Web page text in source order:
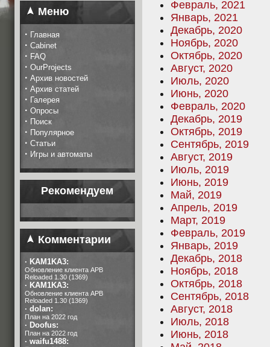
Меню
· Главная
· Cabinet
· FAQ
· OurProjects
· Архив новостей
· Архив статей
· Галерея
· Опросы
· Поиск
· Популярное
· Статьи
· Игры и автоматы
Рекомендуем
Комментарии
· KAM1KA3:
Обновление клиента APB
Reloaded 1.30 (1369)
· KAM1KA3:
Обновление клиента APB
Reloaded 1.30 (1369)
· dolan:
План на 2022 год
· Doofus:
План на 2022 год
· waifu1488:
Февраль, 2021
Январь, 2021
Декабрь, 2020
Ноябрь, 2020
Октябрь, 2020
Август, 2020
Июль, 2020
Июнь, 2020
Февраль, 2020
Декабрь, 2019
Октябрь, 2019
Сентябрь, 2019
Август, 2019
Июль, 2019
Июнь, 2019
Май, 2019
Апрель, 2019
Март, 2019
Февраль, 2019
Январь, 2019
Декабрь, 2018
Ноябрь, 2018
Октябрь, 2018
Сентябрь, 2018
Август, 2018
Июль, 2018
Июнь, 2018